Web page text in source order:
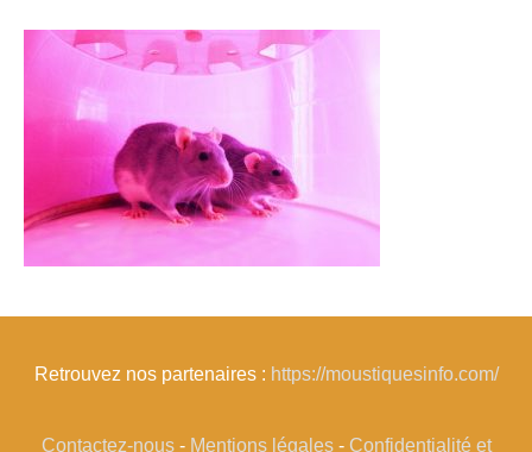
Retrouvez nos partenaires : https://moustiquesinfo.com/
Contactez-nous- Mentions légales- Confidentialité et